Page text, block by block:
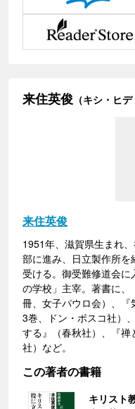
来住英俊 （キシ・ヒデ
来住英俊
1951年、滋賀県生まれ
部に進み、日立製作所
受ける。御受難修道会に
の学校」主宰。著書に
冊、女子パウロ会）、
3巻、ドン・ボスコ社）
する』（春秋社）、『
社）など。
この著者の書籍
キリスト